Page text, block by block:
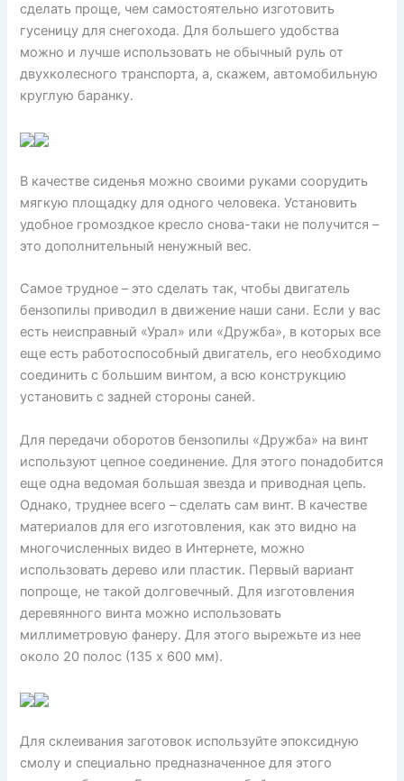
сделать проще, чем самостоятельно изготовить
гусеницу для снегохода. Для большего удобства
можно и лучше использовать не обычный руль от
двухколесного транспорта, а, скажем, автомобильную
круглую баранку.
В качестве сиденья можно своими руками соорудить
мягкую площадку для одного человека. Установить
удобное громоздкое кресло снова-таки не получится –
это дополнительный ненужный вес.
Самое трудное – это сделать так, чтобы двигатель
бензопилы приводил в движение наши сани. Если у вас
есть неисправный «Урал» или «Дружба», в которых все
еще есть работоспособный двигатель, его необходимо
соединить с большим винтом, а всю конструкцию
установить с задней стороны саней.
Для передачи оборотов бензопилы «Дружба» на винт
используют цепное соединение. Для этого понадобится
еще одна ведомая большая звезда и приводная цепь.
Однако, труднее всего – сделать сам винт. В качестве
материалов для его изготовления, как это видно на
многочисленных видео в Интернете, можно
использовать дерево или пластик. Первый вариант
попроще, не такой долговечный. Для изготовления
деревянного винта можно использовать
миллиметровую фанеру. Для этого вырежьте из нее
около 20 полос (135 х 600 мм).
Для склеивания заготовок используйте эпоксидную
смолу и специально предназначенное для этого